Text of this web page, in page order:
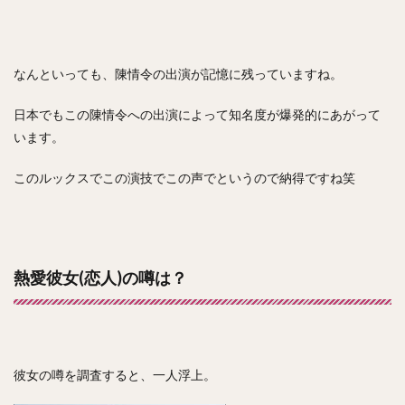
なんといっても、陳情令の出演が記憶に残っていますね。
日本でもこの陳情令への出演によって知名度が爆発的にあがって
います。
このルックスでこの演技でこの声でというので納得ですね笑
熱愛彼女(恋人)の噂は？
彼女の噂を調査すると、一人浮上。